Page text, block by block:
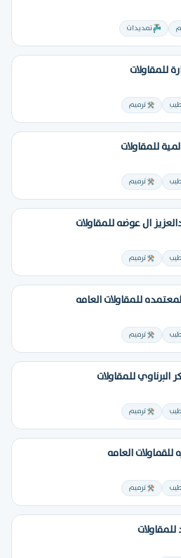
تمديدات
للمقاولات
ترميم
للمقاولات
ترميم
ال عوضه للمقاولات
ترميم
للمقاولات العامه
ترميم
للمقاولات
ترميم
العامه
ترميم